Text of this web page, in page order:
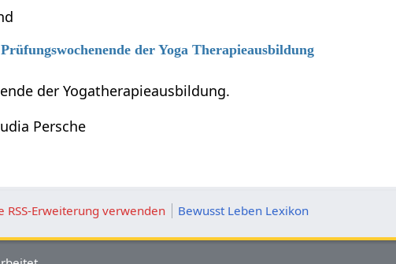
der Yoga Therapieausbildung
der Yogatherapieausbildung.
Persche
RSS-Erweiterung verwenden Bewusst Leben Lexikon